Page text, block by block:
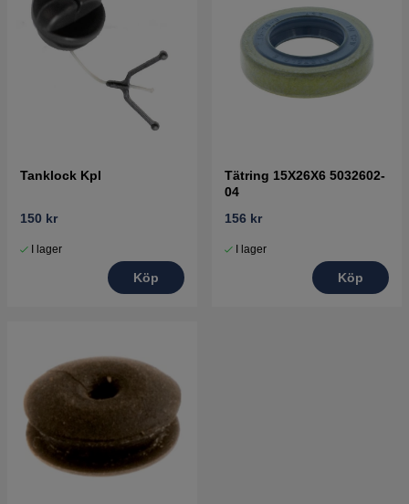
Tanklock Kpl
150 kr
I lager
Köp
Tätring 15X26X6 5032602-
04
156 kr
I lager
Köp